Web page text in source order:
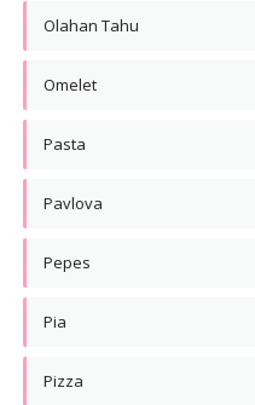
Olahan Tahu
Omelet
Pasta
Pavlova
Pepes
Pia
Pizza